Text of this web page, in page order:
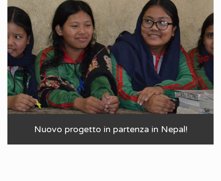
Nuovo progetto in partenza in Nepal!